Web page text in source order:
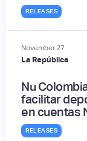
RELEASES
November 27
La República
Nu
facilitar
en cuentas
RELEASES